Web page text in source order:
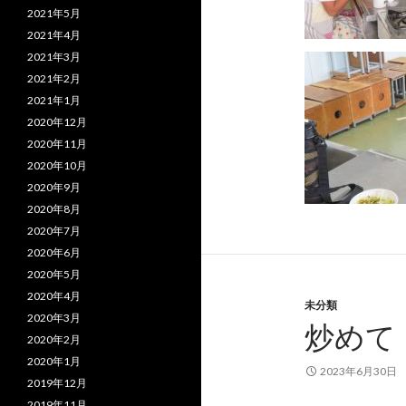
未分類
炒め
2023年6月30日
2021年5月
2021年4月
2021年3月
2021年2月
2021年1月
2020年12月
2020年11月
2020年10月
2020年9月
2020年8月
2020年7月
2020年6月
2020年5月
2020年4月
2020年3月
2020年2月
2020年1月
2019年12月